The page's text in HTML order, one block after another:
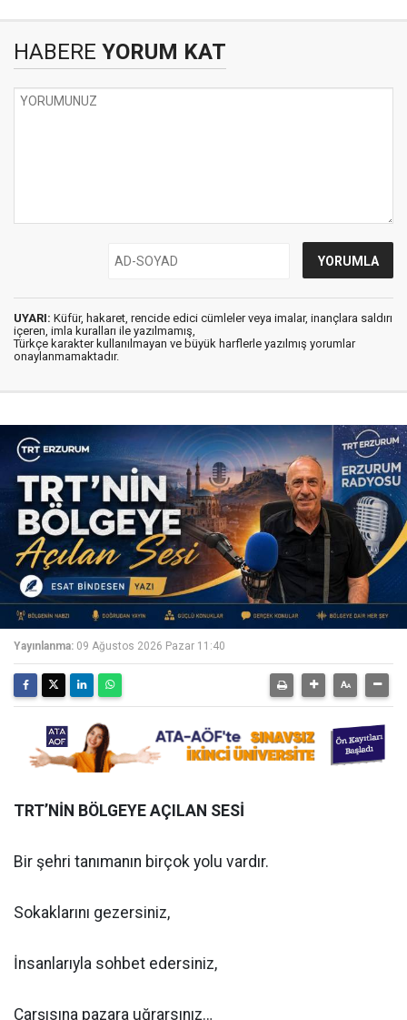
HABERE YORUM KAT
UYARI: Küfür, hakaret, rencide edici cümleler veya imalar, inançlara saldırı
içeren, imla kuralları ile yazılmamış,
Türkçe karakter kullanılmayan ve büyük harflerle yazılmış yorumlar
onaylanmamaktadır.
Yayınlanma: 09 Ağustos 2026 Pazar 11:40
TRT’NİN BÖLGEYE AÇILAN SESİ
Bir şehri tanımanın birçok yolu vardır.
Sokaklarını gezersiniz,
İnsanlarıyla sohbet edersiniz,
Çarşısına pazara uğrarsınız…